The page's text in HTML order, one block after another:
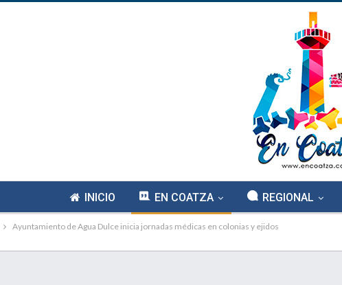
INICIO EN COATZA REGIONAL
Ayuntamiento de Agua Dulce inicia jornadas médicas en colonias y ejidos